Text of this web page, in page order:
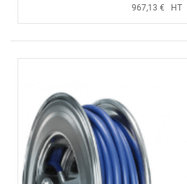
967,13 € HT